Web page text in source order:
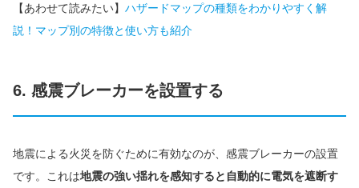
【あわせて読みたい】 ハザードマップの種類をわかりやすく解
説！マップ別の特徴と使い方も紹介
6. 感震ブレーカーを設置する
地震による火災を防ぐために有効なのが、感震ブレーカーの設置
です。これは地震の強い揺れを感知すると自動的に電気を遮断す